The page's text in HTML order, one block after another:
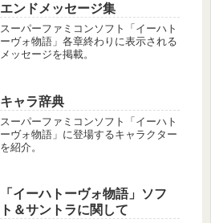
エンドメッセージ集
スーパーファミコンソフト「イーハト
ーヴォ物語」各章終わりに表示される
メッセージを掲載。
キャラ辞典
スーパーファミコンソフト「イーハト
ーヴォ物語」に登場するキャラクター
を紹介。
「イーハトーヴォ物語」ソフ
ト＆サントラに関して